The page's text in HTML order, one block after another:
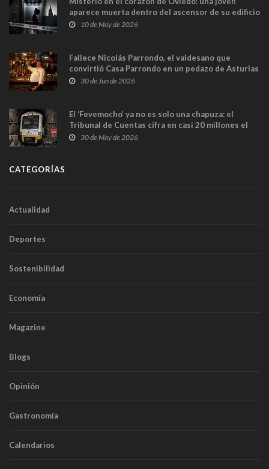
aparece muerta dentro del ascensor de su edificio
y las cámaras captan sus últimos minutos
10 de May de 2026
Fallece Nicolás Parrondo, el valdesano que
convirtió Casa Parrondo en un pedazo de Asturias
en Madrid
30 de Jun de 2026
El ‘Fevemocho’ ya no es solo una chapuza: el
Tribunal de Cuentas cifra en casi 20 millones el
sobrecoste de los trenes que no cabían por los
30 de May de 2026
CATEGORÍAS
Actualidad
Deportes
Sostenibilidad
Economía
Magazine
Blogs
Opinión
Gastronomía
Calendarios